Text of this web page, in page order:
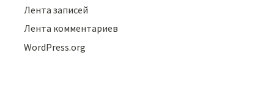
Лента записей
Лента комментариев
WordPress.org